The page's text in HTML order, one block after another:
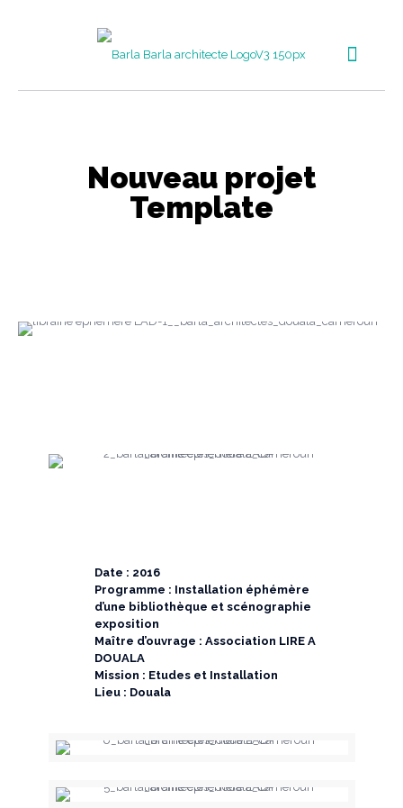
Nouveau projet
Template
Date : 2016
Programme : Installation éphémère
d’une bibliothèque et scénographie
exposition
Maître d’ouvrage : Association LIRE A
DOUALA
Mission : Etudes et Installation
Lieu : Douala